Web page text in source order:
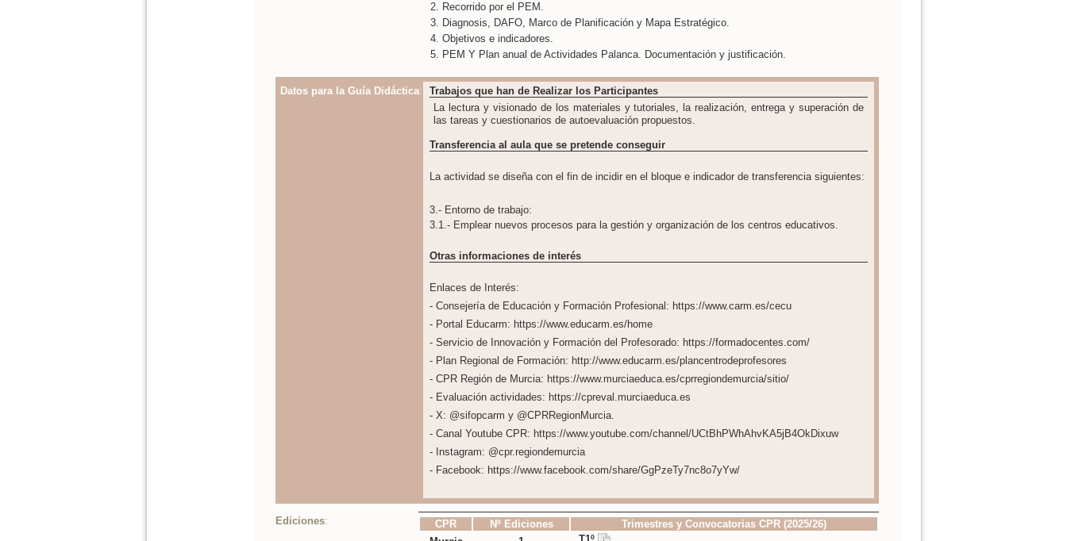
Recorrido por el PEM.
Diagnosis, DAFO, Marco de Planificación y Mapa Estratégico.
Objetivos e indicadores.
PEM Y Plan anual de Actividades Palanca. Documentación y justificación.
Datos para la Guía Didáctica:
Trabajos que han de Realizar los Participantes
La lectura y visionado de los materiales y tutoriales, la realización, entrega y superación de
las tareas y cuestionarios de autoevaluación propuestos.
Transferencia al aula que se pretende conseguir
La actividad se diseña con el fin de incidir en el bloque e indicador de transferencia siguientes:
3.- Entorno de trabajo:
3.1.- Emplear nuevos procesos para la gestión y organización de los centros educativos.
Otras informaciones de interés
Enlaces de Interés:
- Consejería de Educación y Formación Profesional: https://www.carm.es/cecu
- Portal Educarm: https://www.educarm.es/home
- Servicio de Innovación y Formación del Profesorado: https://formadocentes.com/
- Plan Regional de Formación: http://www.educarm.es/plancentrodeprofesores
- CPR Región de Murcia: https://www.murciaeduca.es/cprregiondemurcia/sitio/
- Evaluación actividades: https://cpreval.murciaeduca.es
- X: @sifopcarm y @CPRRegionMurcia.
- Canal Youtube CPR: https://www.youtube.com/channel/UCtBhPWhAhvKA5jB4OkDixuw
- Instagram: @cpr.regiondemurcia
- Facebook: https://www.facebook.com/share/GgPzeTy7nc8o7yYw/
Ediciones: CPR Nº Ediciones
Trimestres y Convocatorias CPR (2025/26)